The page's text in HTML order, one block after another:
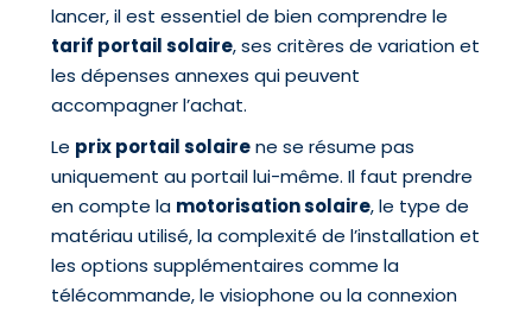
lancer, il est essentiel de bien comprendre le
tarif portail solaire, ses critères de variation et
les dépenses annexes qui peuvent
accompagner l’achat.
Le prix portail solairene se résume pas
uniquement au portail lui-même. Il faut prendre
en compte la motorisation solaire, le type de
matériau utilisé, la complexité de l’installation et
les options supplémentaires comme la
télécommande, le visiophone ou la connexion